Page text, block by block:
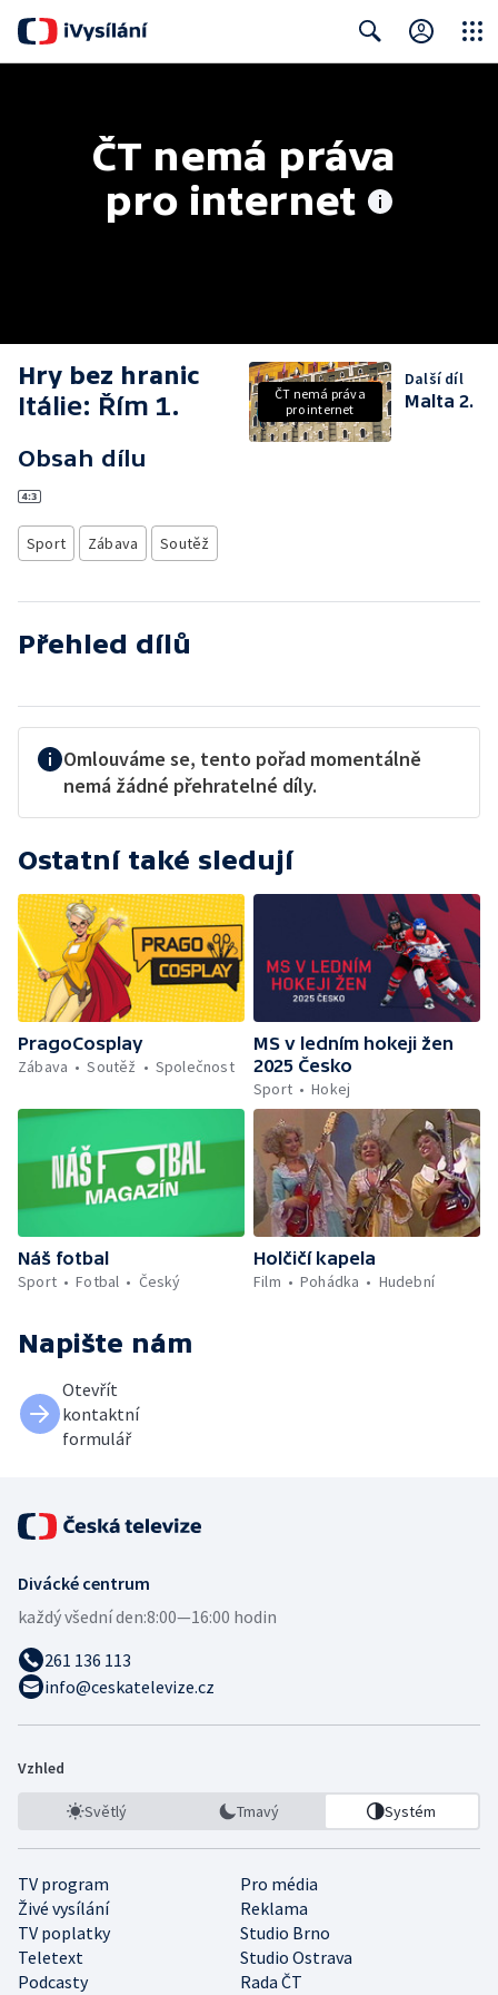
ČT nemá práva
pro internet
Hry bez hranic
Itálie: Řím 1.
Obsah dílu
Sport Zábava Soutěž
ČT nemá práva
pro internet
Další díl
Malta 2.
Přehled dílů
Omlouváme se, tento pořad momentálně
nemá žádné přehratelné díly.
Ostatní také sledují
PragoCosplay
Zábava
Soutěž Společnost
MS v ledním hokeji žen
2025 Česko
Sport
Hokej
Náš fotbal
Sport
Fotbal Český
Holčičí kapela
Film
Pohádka Hudební
Napište nám
Otevřít
kontaktní
formulář
Divácké centrum
každý všední den:8:00—16:00 hodin
261 136 113
info@ceskatelevize.cz
Vzhled
Světlý Tmavý Systém
TV program
Pro média
Živé vysílání
Reklama
TV poplatky
Studio Brno
Teletext
Studio Ostrava
Podcasty
Rada ČT